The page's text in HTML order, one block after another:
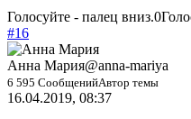
Голосуйте - палец вниз.0
#16
Анна Мария@anna-mariya
6 595 СообщенийАвтор темы
16.04.2019, 08:37